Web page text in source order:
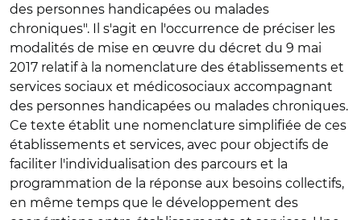
des personnes handicapées ou malades
chroniques". Il s'agit en l'occurrence de préciser les
modalités de mise en œuvre du décret du 9 mai
2017 relatif à la nomenclature des établissements et
services sociaux et médicosociaux accompagnant
des personnes handicapées ou malades chroniques.
Ce texte établit une nomenclature simplifiée de ces
établissements et services, avec pour objectifs de
faciliter l'individualisation des parcours et la
programmation de la réponse aux besoins collectifs,
en même temps que le développement des